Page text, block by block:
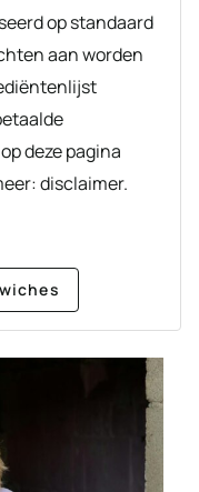
aan worden
deze pagina
disclaimer.